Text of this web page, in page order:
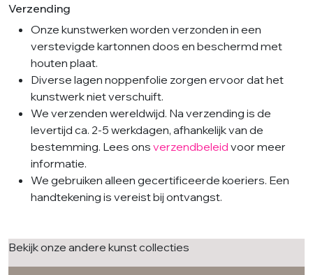
Verzending
Onze kunstwerken worden verzonden in een
verstevigde kartonnen doos en beschermd met
houten plaat.
Diverse lagen noppenfolie zorgen ervoor dat het
kunstwerk niet verschuift.
We verzenden wereldwijd. Na verzending is de
levertijd ca. 2-5 werkdagen, afhankelijk van de
bestemming. Lees ons verzendbeleid voor meer
informatie.
We gebruiken alleen gecertificeerde koeriers. Een
handtekening is vereist bij ontvangst.
Bekijk onze andere kunst collecties